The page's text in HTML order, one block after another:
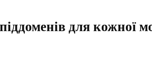
для кожної